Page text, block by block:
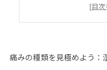
湿布で改善！痛み別
痛みの種類を見極めよう：